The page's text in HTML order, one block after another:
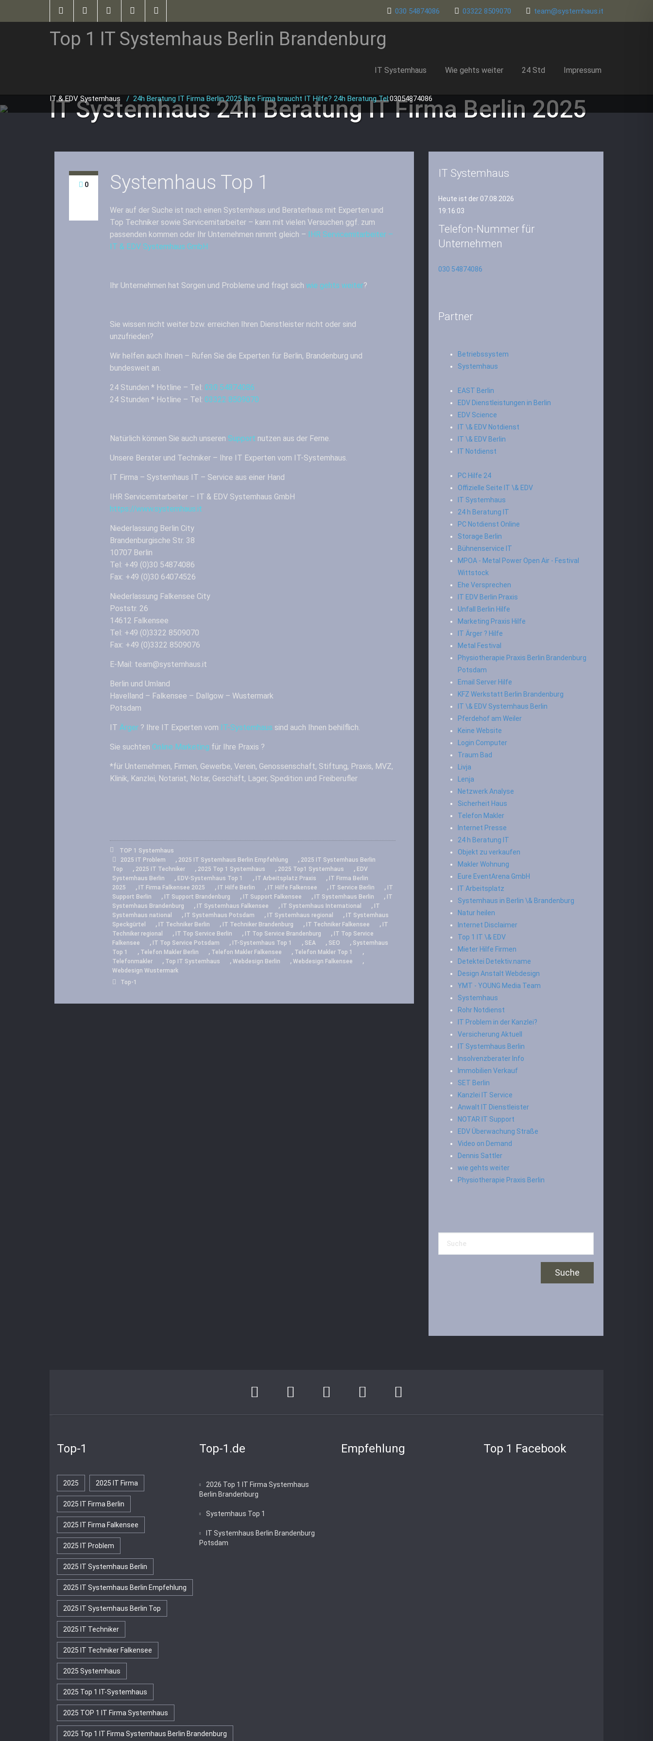
030 54874086 03322 8509070 team@systemhaus.it
Top 1 IT Systemhaus Berlin Brandenburg
IT Systemhaus Wie gehts weiter 24 Std Impressum
IT Systemhaus 24h BeratungIT Firma Berlin 2025
IT & EDV Systemhaus / 24h Beratung IT Firma Berlin 2025 Ihre Firma braucht IT Hilfe? 24h Beratung Tel:03054874086
0 Systemhaus Top 1
Wer auf der Suche ist nach einen Systemhaus und Beraterhaus mit Experten und
Top Techniker sowie Servicemitarbeiter – kann mit vielen Versuchen ggf. zum
passenden kommen oder Ihr Unternehmen nimmt gleich – IHR Servicemitarbeiter –
IT & EDV Systemhaus GmbH
Ihr Unternehmen hat Sorgen und Probleme und fragt sich wie gehts weiter?
Sie wissen nicht weiter bzw. erreichen Ihren Dienstleister nicht oder sind
unzufrieden?
Wir helfen auch Ihnen – Rufen Sie die Experten für Berlin, Brandenburg und
bundesweit an.
24 Stunden * Hotline – Tel: 030 54874086
24 Stunden * Hotline – Tel: 03322 8509070
Natürlich können Sie auch unseren Support nutzen aus der Ferne.
Unsere Berater und Techniker – Ihre IT Experten vom IT-Systemhaus.
IT Firma – Systemhaus IT – Service aus einer Hand
IHR Servicemitarbeiter – IT & EDV Systemhaus GmbH
https://www.systemhaus.it
Niederlassung Berlin City
Brandenburgische Str. 38
10707 Berlin
Tel: +49 (0)30 54874086
Fax: +49 (0)30 64074526
Niederlassung Falkensee City
Poststr. 26
14612 Falkensee
Tel: +49 (0)3322 8509070
Fax: +49 (0)3322 8509076
E-Mail: team@systemhaus.it
Berlin und Umland
Havelland – Falkensee – Dallgow – Wustermark
Potsdam
IT Ärger? Ihre IT Experten vom IT-Systemhaus sind auch Ihnen behilflich.
Sie suchten Online Marketing für Ihre Praxis ?
*für Unternehmen, Firmen, Gewerbe, Verein, Genossenschaft, Stiftung, Praxis, MVZ,
Klinik, Kanzlei, Notariat, Notar, Geschäft, Lager, Spedition und Freiberufler
TOP 1 Systemhaus
2025 IT Problem
, 2025 IT Systemhaus Berlin Empfehlung , 2025 IT Systemhaus Berlin
Top
, 2025 IT Techniker , 2025 Top 1 Systemhaus , 2025 Top1 Systemhaus , EDV
Systemhaus Berlin
, EDV-Systemhaus Top 1 , IT Arbeitsplatz Praxis , IT Firma Berlin
2025
, IT Firma Falkensee 2025 , IT Hilfe Berlin , IT Hilfe Falkensee , IT Service Berlin , IT
Support Berlin
, IT Support Brandenburg , IT Support Falkensee , IT Systemhaus Berlin , IT
Systemhaus Brandenburg
, IT Systemhaus Falkensee , IT Systemhaus International , IT
Systemhaus national
, IT Systemhaus Potsdam , IT Systemhaus regional , IT Systemhaus
Speckgürtel
, IT Techniker Berlin , IT Techniker Brandenburg , IT Techniker Falkensee , IT
Techniker regional
, IT Top Service Berlin , IT Top Service Brandenburg , IT Top Service
Falkensee
, IT Top Service Potsdam , IT-Systemhaus Top 1 , SEA , SEO , Systemhaus
Top 1
, Telefon Makler Berlin , Telefon Makler Falkensee , Telefon Makler Top 1 ,
Telefonmakler , Top IT Systemhaus , Webdesign Berlin , Webdesign Falkensee ,
Webdesign Wustermark
Top-1
IT Systemhaus
Heute ist der 07.08.2026
19:16:04
Telefon-Nummer für
Unternehmen
030 54874086
Partner
Betriebssystem
Systemhaus
EAST Berlin
EDV Dienstleistungen in Berlin
EDV Science
IT \& EDV Notdienst
IT \& EDV Berlin
IT Notdienst
PC Hilfe 24
Offizielle Seite IT \& EDV
IT Systemhaus
24 h Beratung IT
PC Notdienst Online
Storage Berlin
Bühnenservice IT
MPOA - Metal Power Open Air - Festival
Wittstock
Ehe Versprechen
IT EDV Berlin Praxis
Unfall Berlin Hilfe
Marketing Praxis Hilfe
IT Ärger ? Hilfe
Metal Festival
Physiotherapie Praxis Berlin Brandenburg
Potsdam
Email Server Hilfe
KFZ Werkstatt Berlin Brandenburg
IT \& EDV Systemhaus Berlin
Pferdehof am Weiler
Keine Website
Login Computer
Traum Bad
Livja
Lenja
Netzwerk Analyse
Sicherheit Haus
Telefon Makler
Internet Presse
24 h Beratung IT
Objekt zu verkaufen
Makler Wohnung
Eure EventArena GmbH
IT Arbeitsplatz
Systemhaus in Berlin \& Brandenburg
Natur heilen
Internet Disclaimer
Top 1 IT \& EDV
Mieter Hilfe Firmen
Detektei Detektiv.name
Design Anstalt Webdesign
YMT - YOUNG Media Team
Systemhaus
Rohr Notdienst
IT Problem in der Kanzlei?
Versicherung Aktuell
IT Systemhaus Berlin
Insolvenzberater Info
Immobilien Verkauf
SET Berlin
Kanzlei IT Service
Anwalt IT Dienstleister
NOTAR IT Support
EDV Überwachung Straße
Video on Demand
Dennis Sattler
wie gehts weiter
Physiotherapie Praxis Berlin
Top-1
2025 2025 IT Firma
2025 IT Firma Berlin
2025 IT Firma Falkensee
2025 IT Problem
2025 IT Systemhaus Berlin
2025 IT Systemhaus Berlin Empfehlung
2025 IT Systemhaus Berlin Top
2025 IT Techniker
2025 IT Techniker Falkensee
2025 Systemhaus
2025 Top 1 IT-Systemhaus
2025 TOP 1 IT Firma Systemhaus
2025 Top 1 IT Firma Systemhaus Berlin Brandenburg
Top-1.de
2026 Top 1 IT Firma Systemhaus
Berlin Brandenburg
Systemhaus Top 1
IT Systemhaus Berlin Brandenburg
Potsdam
Empfehlung Top 1 Facebook